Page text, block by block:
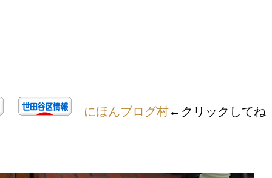
にほんブログ村←クリックしてね